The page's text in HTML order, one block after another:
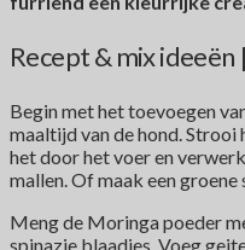
Recept & mix
Begin met het toevoegen
maaltijd van de hond.
het door het voer en
mallen. Of maak een groene
Meng de Moringa poeder
spinazie blaadjes. Voeg